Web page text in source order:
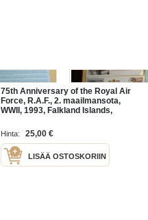
75th Anniversary of the Royal Air
Force, R.A.F., 2. maailmansota,
WWII, 1993, Falkland Islands,
kuoressa Wing Commander
Christopher
Hinta: 25,00 €
LISÄÄ OSTOSKORIIN